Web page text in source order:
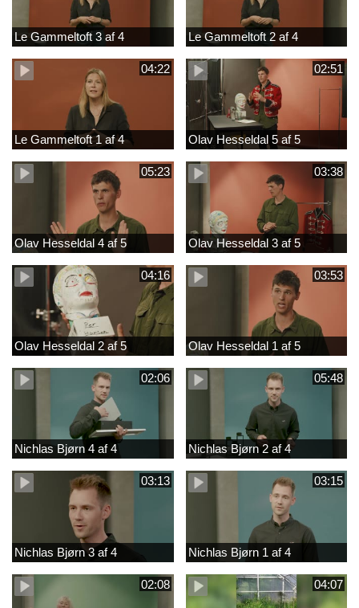
Le Gammeltoft 3 af 4 Le Gammeltoft 2 af 4
04:22
Le Gammeltoft 1 af 4
02:51
Olav Hesseldal 5 af 5
05:23
Olav Hesseldal 4 af 5
03:38
Olav Hesseldal 3 af 5
04:16
Olav Hesseldal 2 af 5
03:53
Olav Hesseldal 1 af 5
02:06
Nichlas Bjørn 4 af 4
05:48
Nichlas Bjørn 2 af 4
03:13
Nichlas Bjørn 3 af 4
03:15
Nichlas Bjørn 1 af 4
02:08 04:07